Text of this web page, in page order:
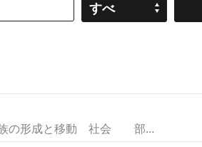
すべ
形成と移動 社会 部...